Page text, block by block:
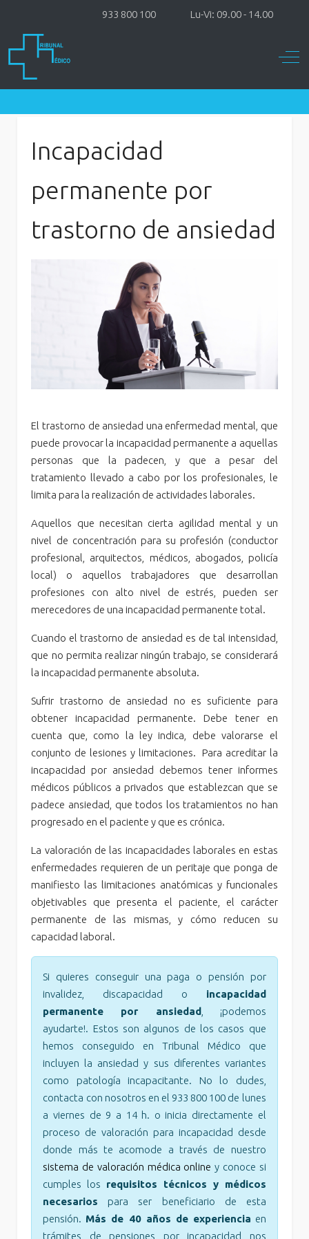
933 800 100 Lu-Vi: 09.00 - 14.00
Off-
Incapacidad
permanente por
trastorno de ansiedad
El trastorno de ansiedad una enfermedad mental, que
puede provocar la incapacidad permanente a aquellas
personas que la padecen, y que a pesar del
tratamiento llevado a cabo por los profesionales, le
limita para la realización de actividades laborales.
Aquellos que necesitan cierta agilidad mental y un
nivel de concentración para su profesión (conductor
profesional, arquitectos, médicos, abogados, policía
local) o aquellos trabajadores que desarrollan
profesiones con alto nivel de estrés, pueden ser
merecedores de una incapacidad permanente total.
Cuando el trastorno de ansiedad es de tal intensidad,
que no permita realizar ningún trabajo, se considerará
la incapacidad permanente absoluta.
Sufrir trastorno de ansiedad no es suficiente para
obtener incapacidad permanente. Debe tener en
cuenta que, como la ley indica, debe valorarse el
conjunto de lesiones y limitaciones. Para acreditar la
incapacidad por ansiedad debemos tener informes
médicos públicos a privados que establezcan que se
padece ansiedad, que todos los tratamientos no han
progresado en el paciente y que es crónica.
La valoración de las incapacidades laborales en estas
enfermedades requieren de un peritaje que ponga de
manifiesto las limitaciones anatómicas y funcionales
objetivables que presenta el paciente, el carácter
permanente de las mismas, y cómo reducen su
capacidad laboral.
Si quieres conseguir una paga o pensión por
invalidez, discapacidad o incapacidad
permanente por ansiedad, ¡podemos
ayudarte!. Estos son algunos de los casos que
hemos conseguido en Tribunal Médico que
incluyen la ansiedad y sus diferentes variantes
como patología incapacitante. No lo dudes,
contacta con nosotros en el 933 800 100 de lunes
a viernes de 9 a 14 h. o inicia directamente el
proceso de valoración para incapacidad desde
donde más te acomode a través de nuestro
sistema de valoración médica online y conoce si
cumples los requisitos técnicos y médicos
necesarios para ser beneficiario de esta
pensión. Más de 40 años de experiencia en
trámites de pensiones por incapacidad nos